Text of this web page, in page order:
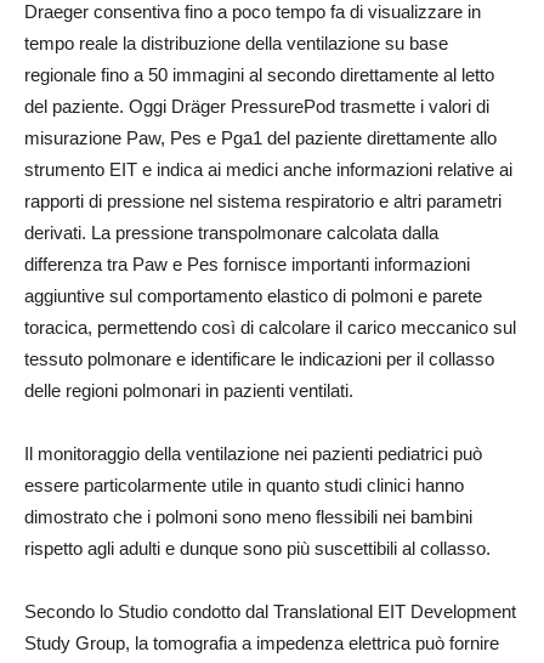
Draeger consentiva fino a poco tempo fa di visualizzare in
tempo reale la distribuzione della ventilazione su base
regionale fino a 50 immagini al secondo direttamente al letto
del paziente. Oggi Dräger PressurePod trasmette i valori di
misurazione Paw, Pes e Pga1 del paziente direttamente allo
strumento EIT e indica ai medici anche informazioni relative ai
rapporti di pressione nel sistema respiratorio e altri parametri
derivati. La pressione transpolmonare calcolata dalla
differenza tra Paw e Pes fornisce importanti informazioni
aggiuntive sul comportamento elastico di polmoni e parete
toracica, permettendo così di calcolare il carico meccanico sul
tessuto polmonare e identificare le indicazioni per il collasso
delle regioni polmonari in pazienti ventilati.
Il monitoraggio della ventilazione nei pazienti pediatrici può
essere particolarmente utile in quanto studi clinici hanno
dimostrato che i polmoni sono meno flessibili nei bambini
rispetto agli adulti e dunque sono più suscettibili al collasso.
Secondo lo Studio condotto dal Translational EIT Development
Study Group, la tomografia a impedenza elettrica può fornire